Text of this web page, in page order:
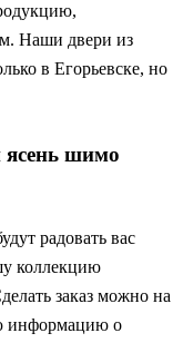
Наши двери из
в Егорьевске, но
ясень шимо
радовать вас
коллекцию
заказ можно на
информацию о